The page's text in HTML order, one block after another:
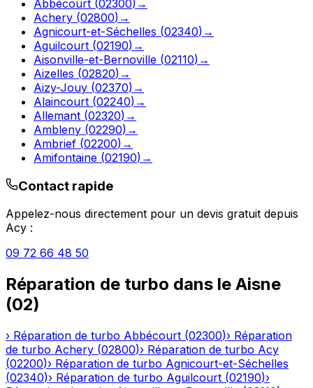
Abbécourt (02300) →
Achery (02800) →
Agnicourt-et-Séchelles (02340) →
Aguilcourt (02190) →
Aisonville-et-Bernoville (02110) →
Aizelles (02820) →
Aizy-Jouy (02370) →
Alaincourt (02240) →
Allemant (02320) →
Ambleny (02290) →
Ambrief (02200) →
Amifontaine (02190) →
Contact rapide
Appelez-nous directement pour un devis gratuit depuis
Acy :
09 72 66 48 50
Réparation de turbo dans le Aisne
(02)
› Réparation de turbo Abbécourt (02300)› Réparation
de turbo Achery (02800)› Réparation de turbo Acy
(02200)› Réparation de turbo Agnicourt-et-Séchelles
(02340)› Réparation de turbo Aguilcourt (02190)›